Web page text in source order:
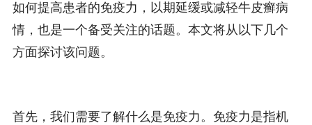
如何提高患者的免疫力，以期延缓或减轻牛皮癣病
情，也是一个备受关注的话题。本文将从以下几个
方面探讨该问题。
首先，我们需要了解什么是免疫力。免疫力是指机